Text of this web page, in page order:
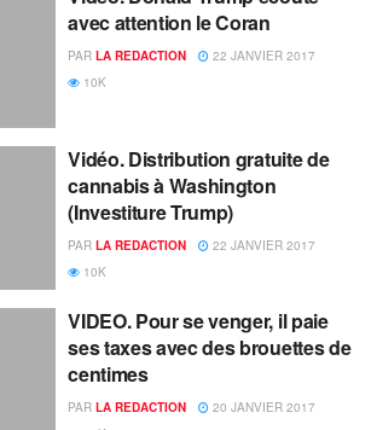
avec attention le Coran
PAR LA REDACTION
22 JANVIER 2017
10K
Vidéo. Distribution gratuite de
cannabis à Washington
(Investiture Trump)
PAR LA REDACTION
22 JANVIER 2017
10K
VIDEO. Pour se venger, il paie
ses taxes avec des brouettes de
centimes
PAR LA REDACTION
20 JANVIER 2017